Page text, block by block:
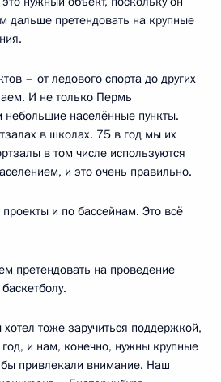
дальше претендовать на крупные
– от ледового спорта до других
И не только Пермь
населённые пункты.
в школах. 75 в год мы их
в том числе используются
и это очень правильно.
проекты и по бассейнам. Это всё
претендовать на проведение
тоже заручиться поддержкой,
и нам, конечно, нужны крупные
привлекали внимание. Наш